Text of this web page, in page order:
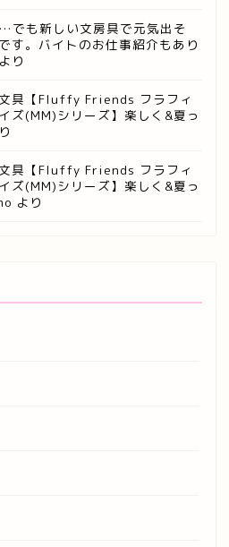
でも新しい文房具で元気出そ
す。バイトのお仕事紹介もあり
より
具【Fluffy Friends フラフィ
ズ(MM)シリーズ】楽しく&夏っ
具【Fluffy Friends フラフィ
ズ(MM)シリーズ】楽しく&夏っ
より